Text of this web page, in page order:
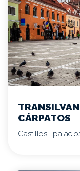
CÁRPATOS
Castillos ,